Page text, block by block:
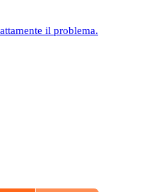
il problema.